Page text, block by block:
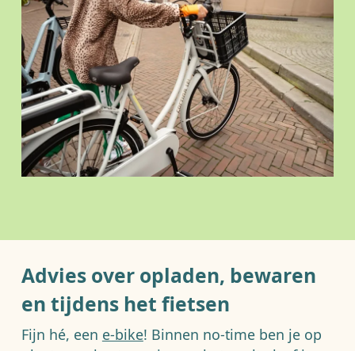
Advies over opladen, bewaren
en tijdens het fietsen
Fijn hé, een e-bike! Binnen no-time ben je op